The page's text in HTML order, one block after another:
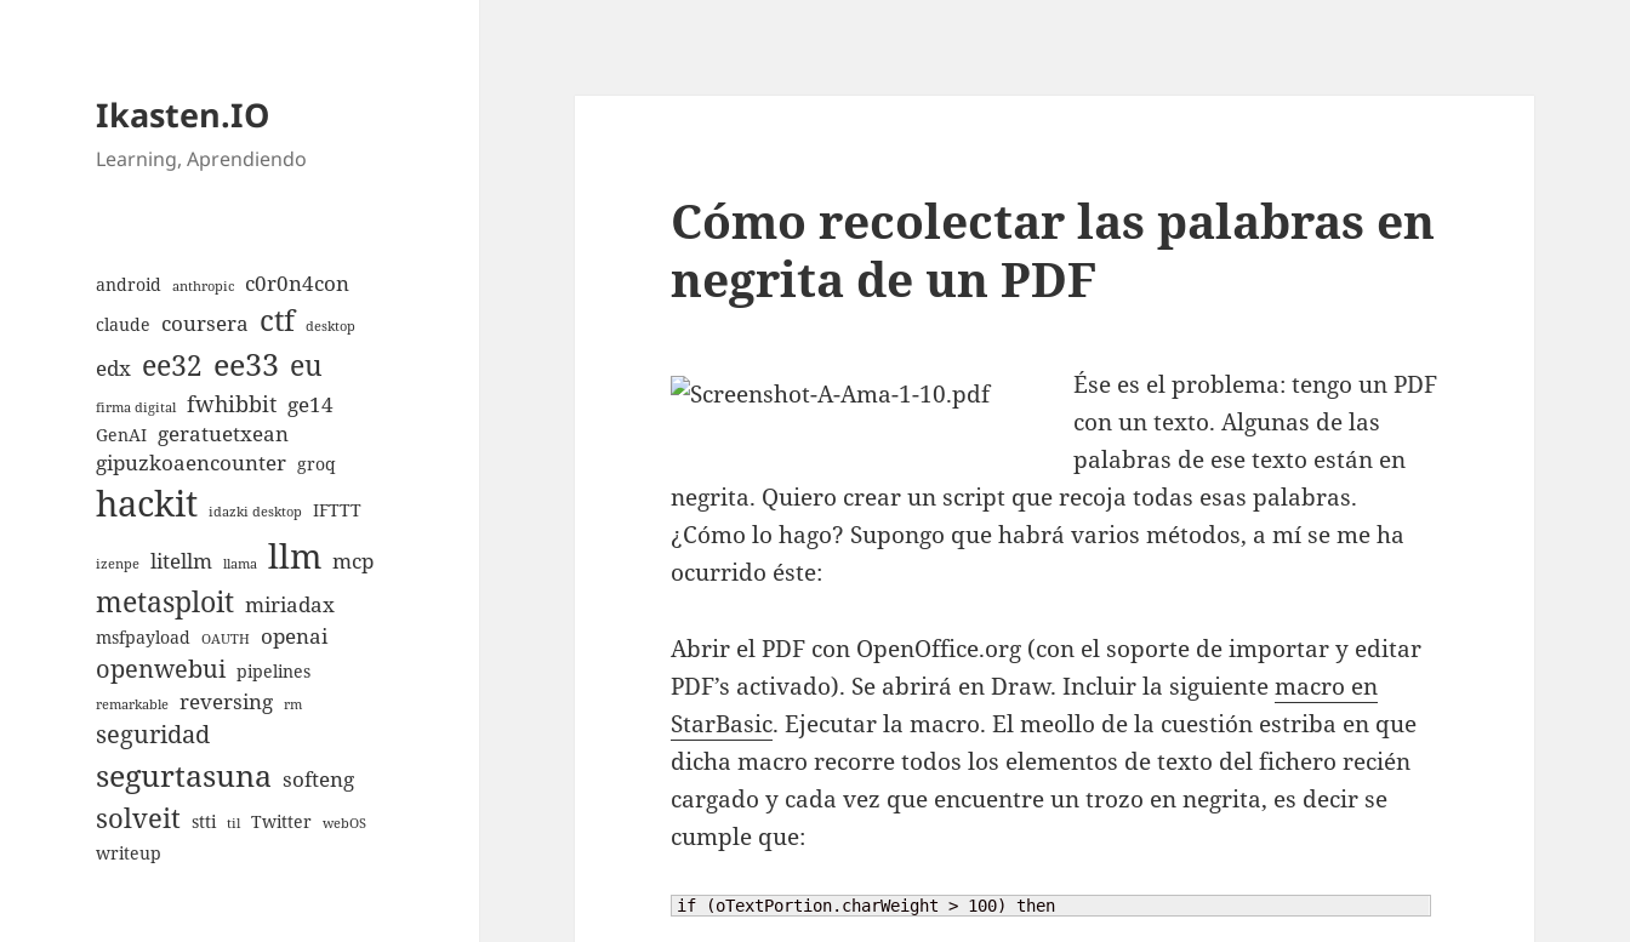
Ikasten.IO
Learning, Aprendiendo
android anthropic c0r0n4con
claude coursera ctf desktop
edx ee32 ee33 eu
firma digital fwhibbit ge14
GenAI geratuetxean
gipuzkoaencounter groq
hackit idazki desktop IFTTT
izenpe litellm llama llm mcp
metasploit miriadax
msfpayload OAUTH openai
openwebui pipelines
remarkable reversing rm
seguridad
segurtasuna softeng
solveit stti til Twitter webOS
writeup
Cómo recolectar las palabras en
negrita de un PDF
Ése es el problema: tengo un PDF
con un texto. Algunas de las
palabras de ese texto están en
negrita. Quiero crear un script que recoja todas esas palabras.
¿Cómo lo hago? Supongo que habrá varios métodos, a mí se me ha
ocurrido éste:
Abrir el PDF con OpenOffice.org (con el soporte de importar y editar
PDF’s activado). Se abrirá en Draw. Incluir la siguientemacro en
StarBasic. Ejecutar la macro. El meollo de la cuestión estriba en que
dicha macro recorre todos los elementos de texto del fichero recién
cargado y cada vez que encuentre un trozo en negrita, es decir se
cumple que:
if (oTextPortion.charWeight > 100) then